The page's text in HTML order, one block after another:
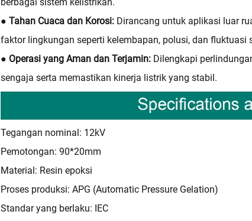
● Tahan Cuaca dan Korosi: Dirancang untuk aplikasi luar
faktor lingkungan seperti kelembapan, polusi, dan fluktuasi
● Operasi yang Aman dan Terjamin: Dilengkapi
sengaja serta memastikan kinerja listrik yang stabil.
Tegangan nominal: 12kV
Pemotongan: 90*20mm
Material: Resin epoksi
Proses produksi: APG (Automatic Pressure Gelation)
Standar yang berlaku: IEC